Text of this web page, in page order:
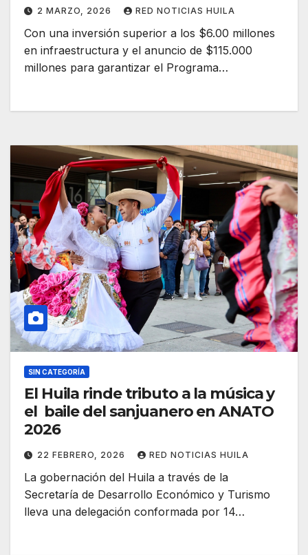
2 MARZO, 2026 RED NOTICIAS HUILA
Con una inversión superior a los $6.00 millones
en infraestructura y el anuncio de $115.000
millones para garantizar el Programa…
SIN CATEGORÍA
El Huila rinde tributo a la música y
el baile del sanjuanero en ANATO
2026
22 FEBRERO, 2026 RED NOTICIAS HUILA
La gobernación del Huila a través de la
Secretaría de Desarrollo Económico y Turismo
lleva una delegación conformada por 14…